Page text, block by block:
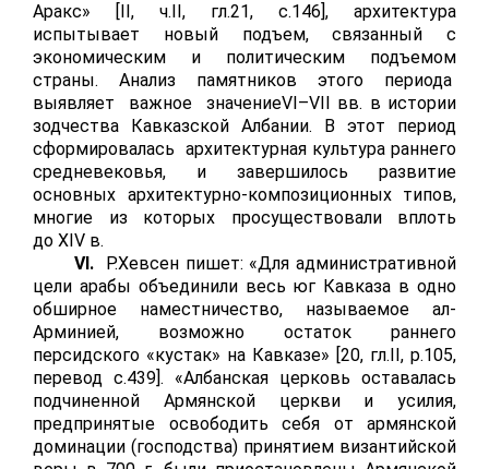
Аракс» [II, ч.II, гл.21, с.146], архитектура
испытывает новый подъем, связанный с
экономическим и политическим подъемом
страны. Анализ памятников этого периода
выявляет важное значениеVI–VII вв. в истории
зодчества Кавказской Албании. В этот период
сформировалась архитектурная культура раннего
средневековья, и завершилось развитие
основных архитектурно-композиционных типов,
многие из которых просуществовали вплоть
до XIV в.
VI. Р.Хевсен пишет: «Для административной
цели арабы объединили весь юг Кавказа в одно
обширное наместничество, называемое ал-
Арминией, возможно остаток раннего
персидского «кустак» на Кавказе» [20, гл.II, p.105,
перевод с.439]. «Албанская церковь оставалась
подчиненной Армянской церкви и усилия,
предпринятые освободить себя от армянской
доминации (господства) принятием византийской